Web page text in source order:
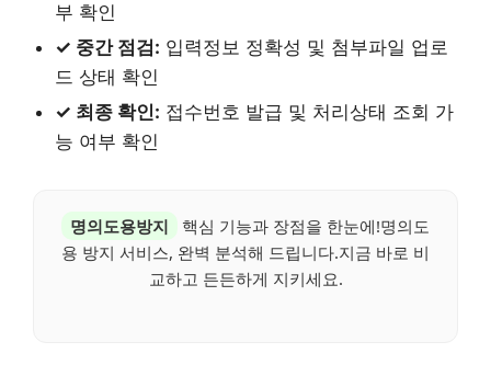
부 확인
✓ 중간 점검: 입력정보 정확성 및 첨부파일 업로
드 상태 확인
✓ 최종 확인: 접수번호 발급 및 처리상태 조회 가
능 여부 확인
명의도용방지
핵심 기능과 장점을 한눈에!명의도
용 방지 서비스, 완벽 분석해 드립니다.지금 바로 비
교하고 든든하게 지키세요.